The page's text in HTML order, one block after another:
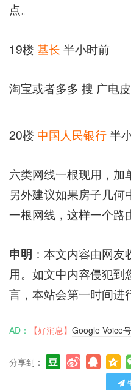
点。
19楼 基长 半小时前
淘宝或者多多 搜 广电
20楼 中国人民银行半
六类网线一根现用，加
另外建议如果房子几
一根网线，这样一个路
申明 ：本文内容由网
用。如文中内容侵犯到
言，本站会第一时间进
AD： 【好消息】 Google Voice
分享到：